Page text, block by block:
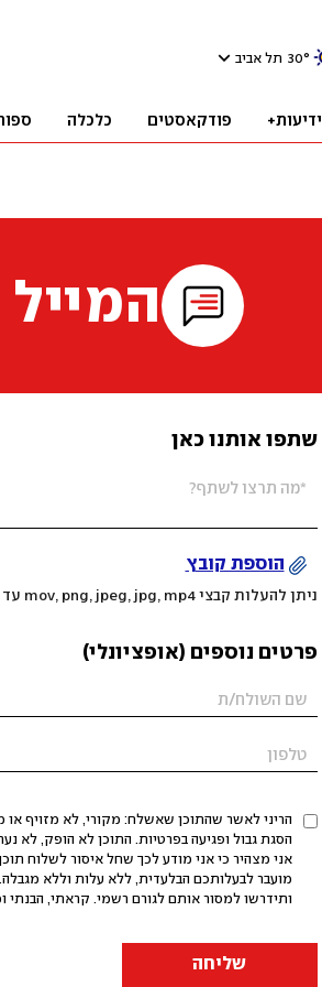
30° תל אביב
ידיעות+ פודקאסטים כלכלה
שתפו אותנו כאן
הוספת קובץ
ניתן להעלות קבצי mov, png, jpeg, jpg, mp4 עד 200MB
פרטים נוספים (אופציונלי)
הריני לאשר שהתוכן שאשלח: מקורי, לא מזויף או
אני מצהיר כי אני מודע לכך שחל איסור לשלוח
מועבר לבעלותכם הבלעדית, ללא עלות וללא
ותידרשו למסור אותם לגורם רשמי. קראתי, הבנתי
שליחה